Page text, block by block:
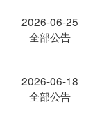
2026-06-25
全部公告
2026-06-18
全部公告